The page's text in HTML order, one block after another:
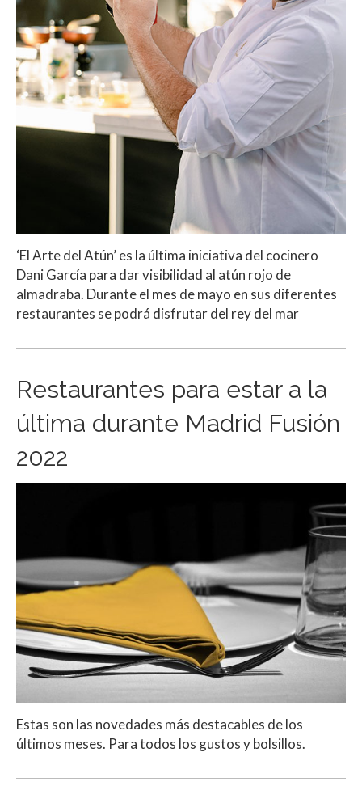
‘El Arte del Atún’ es la última iniciativa del cocinero
Dani García para dar visibilidad al atún rojo de
almadraba. Durante el mes de mayo en sus diferentes
restaurantes se podrá disfrutar del rey del mar
Restaurantes para estar a la
última durante Madrid Fusión
2022
Estas son las novedades más destacables de los
últimos meses. Para todos los gustos y bolsillos.